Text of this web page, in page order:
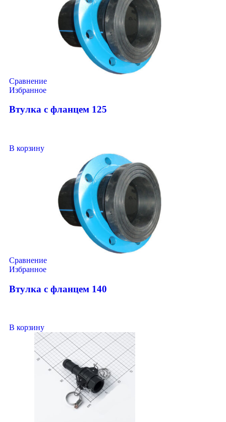
Сравнение
Избранное
Втулка с фланцем 125
В корзину
Сравнение
Избранное
Втулка с фланцем 140
В корзину